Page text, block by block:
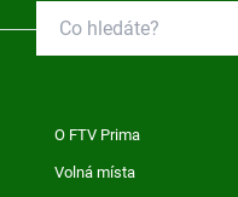
O FTV Prima
Volná místa